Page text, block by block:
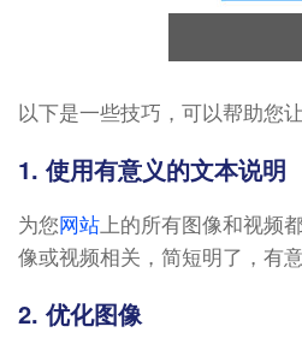
以下是一些技巧，可以帮助您
1. 使用有意义的文本说明
为您网站上的所有图像和视频
像或视频相关，简短明了，有
2. 优化图像